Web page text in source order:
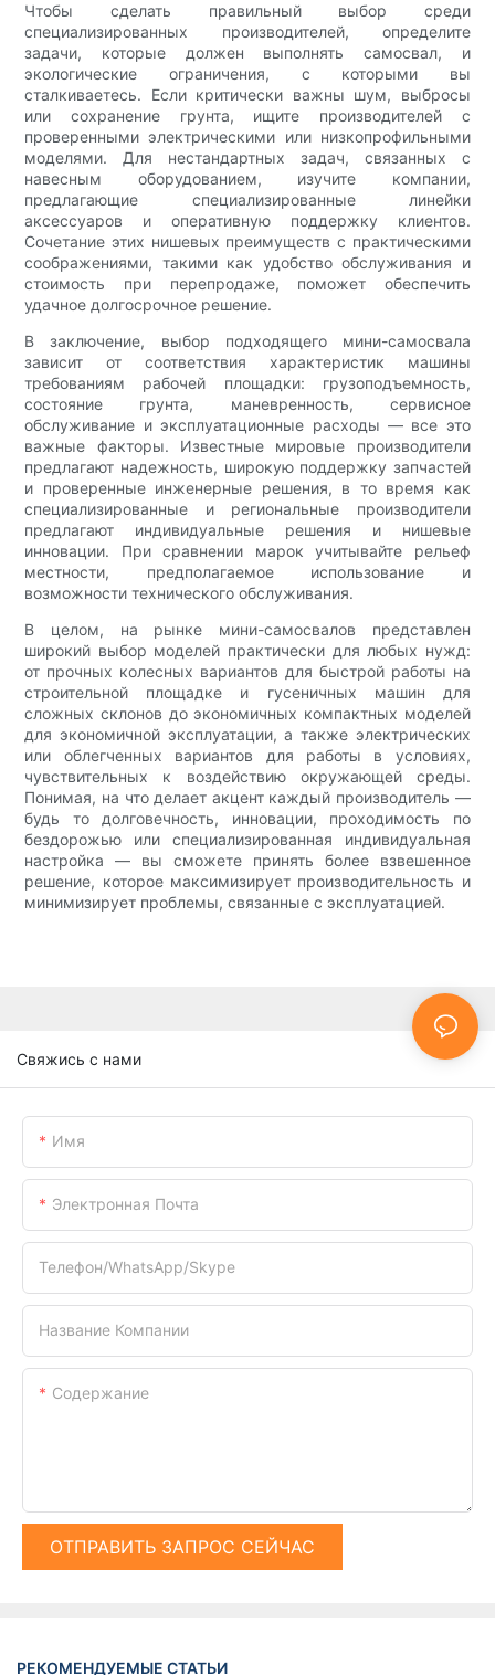
Чтобы сделать правильный выбор среди
специализированных производителей, определите
задачи, которые должен выполнять самосвал, и
экологические ограничения, с которыми вы
сталкиваетесь. Если критически важны шум, выбросы
или сохранение грунта, ищите производителей с
проверенными электрическими или низкопрофильными
моделями. Для нестандартных задач, связанных с
навесным оборудованием, изучите компании,
предлагающие специализированные линейки
аксессуаров и оперативную поддержку клиентов.
Сочетание этих нишевых преимуществ с практическими
соображениями, такими как удобство обслуживания и
стоимость при перепродаже, поможет обеспечить
удачное долгосрочное решение.
В заключение, выбор подходящего мини-самосвала
зависит от соответствия характеристик машины
требованиям рабочей площадки: грузоподъемность,
состояние грунта, маневренность, сервисное
обслуживание и эксплуатационные расходы — все это
важные факторы. Известные мировые производители
предлагают надежность, широкую поддержку запчастей
и проверенные инженерные решения, в то время как
специализированные и региональные производители
предлагают индивидуальные решения и нишевые
инновации. При сравнении марок учитывайте рельеф
местности, предполагаемое использование и
возможности технического обслуживания.
В целом, на рынке мини-самосвалов представлен
широкий выбор моделей практически для любых нужд:
от прочных колесных вариантов для быстрой работы на
строительной площадке и гусеничных машин для
сложных склонов до экономичных компактных моделей
для экономичной эксплуатации, а также электрических
или облегченных вариантов для работы в условиях,
чувствительных к воздействию окружающей среды.
Понимая, на что делает акцент каждый производитель —
будь то долговечность, инновации, проходимость по
бездорожью или специализированная индивидуальная
настройка — вы сможете принять более взвешенное
решение, которое максимизирует производительность и
минимизирует проблемы, связанные с эксплуатацией.
Свяжись с нами
Имя
Электронная Почта
Телефон/WhatsApp/Skype
Название Компании
Содержание
ОТПРАВИТЬ ЗАПРОС СЕЙЧАС
РЕКОМЕНДУЕМЫЕ СТАТЬИ